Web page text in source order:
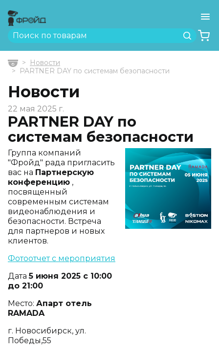
Найти
ГлавнаяНовости
PARTNER DAY по системам безопасности
Новости
22 мая 2025 г.
PARTNER DAY по
системам безопасности
Группа компаний
"Фройд" рада пригласить
вас на Партнерскую
конференцию ,
посвященный
современным системам
видеонаблюдения и
безопасности. Встреча
для партнеров и новых
клиентов.
Фотоотчет с мероприятия
Дата5 июня 2025 с 10:00
до 21:00
Место: Апарт отель
RAMADA
г. Новосибирск, ул.
Победы,55